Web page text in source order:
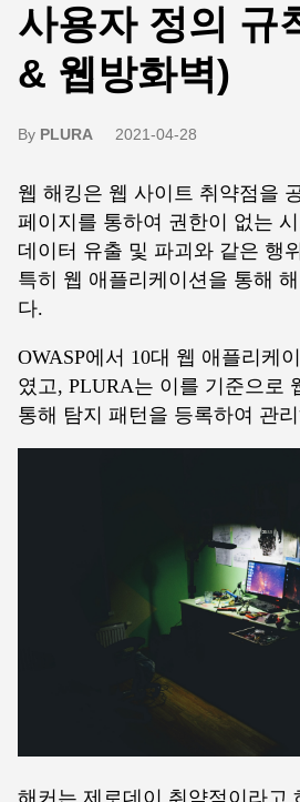
사용자 정의 규
& 웹방화벽)
By PLURA 2021-04-28
웹 해킹은 웹 사이트 취약점을
페이지를 통하여 권한이 없는
데이터 유출 및 파괴와 같은 행
특히 웹 애플리케이션을 통해
다.
OWASP에서 10대 웹 애플리케
였고, PLURA는 이를 기준으로
통해 탐지 패턴을 등록하여 관